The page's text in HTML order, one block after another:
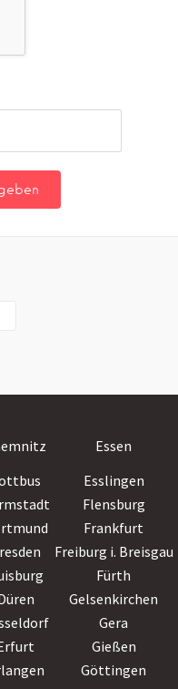
Essen
Esslingen
Flensburg
Frankfurt
Freiburg i. Breisgau
Fürth
Gelsenkirchen
Gera
Gießen
Göttingen